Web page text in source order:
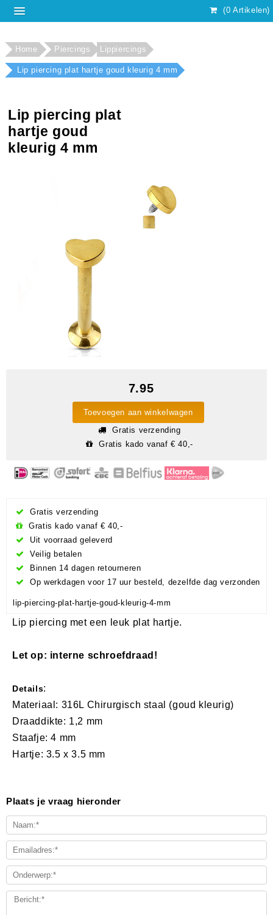
(0 Artikelen)
Home Piercings Lippiercings
Lip piercing plat hartje goud kleurig 4 mm
Lip piercing plat
hartje goud
kleurig 4 mm
7.95
Toevoegen aan winkelwagen
Gratis verzending
Gratis kado vanaf € 40,-
Gratis verzending
Gratis kado vanaf € 40,-
Uit voorraad geleverd
Veilig betalen
Binnen 14 dagen retourneren
Op werkdagen voor 17 uur besteld, dezelfde dag verzonden
lip-piercing-plat-hartje-goud-kleurig-4-mm
Lip piercing met een leuk plat hartje.
Let op: interne schroefdraad!
Details:
Materiaal: 316L Chirurgisch staal (goud kleurig)
Draaddikte: 1,2 mm
Staafje: 4 mm
Hartje: 3.5 x 3.5 mm
Plaats je vraag hieronder